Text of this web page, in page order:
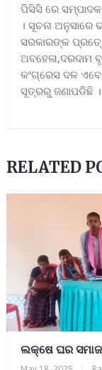
ପିସିସି ରେ
। ସୂଚନା
ସରକାରଙ୍କ
ଅବହେଳା,ଦରଦାମ
କଂଗ୍ରେସ ଦଳ ଏବେ
ସୂତ୍ରରୁ ଜଣାପଡିଛି ।
RELATED
ଲକ୍ଷେ ଘର